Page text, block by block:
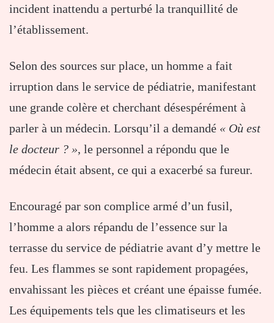
incident inattendu a perturbé la tranquillité de
l’établissement.
Selon des sources sur place, un homme a fait
irruption dans le service de pédiatrie, manifestant
une grande colère et cherchant désespérément à
parler à un médecin. Lorsqu’il a demandé « Où est
le docteur ? », le personnel a répondu que le
médecin était absent, ce qui a exacerbé sa fureur.
Encouragé par son complice armé d’un fusil,
l’homme a alors répandu de l’essence sur la
terrasse du service de pédiatrie avant d’y mettre le
feu. Les flammes se sont rapidement propagées,
envahissant les pièces et créant une épaisse fumée.
Les équipements tels que les climatiseurs et les